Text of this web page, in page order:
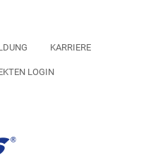
KARRIERE
LOGIN